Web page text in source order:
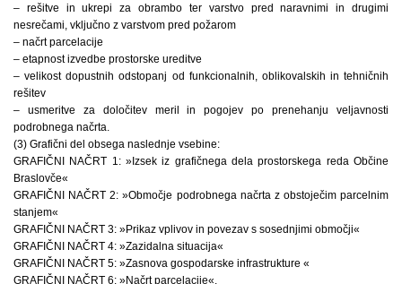
– rešitve in ukrepi za obrambo ter varstvo pred naravnimi in drugimi
nesrečami, vključno z varstvom pred požarom
– načrt parcelacije
– etapnost izvedbe prostorske ureditve
– velikost dopustnih odstopanj od funkcionalnih, oblikovalskih in tehničnih
rešitev
– usmeritve za določitev meril in pogojev po prenehanju veljavnosti
podrobnega načrta.
(3) Grafični del obsega naslednje vsebine:
GRAFIČNI NAČRT 1: »Izsek iz grafičnega dela prostorskega reda Občine
Braslovče«
GRAFIČNI NAČRT 2: »Območje podrobnega načrta z obstoječim parcelnim
stanjem«
GRAFIČNI NAČRT 3: »Prikaz vplivov in povezav s sosednjimi območji«
GRAFIČNI NAČRT 4: »Zazidalna situacija«
GRAFIČNI NAČRT 5: »Zasnova gospodarske infrastrukture «
GRAFIČNI NAČRT 6: »Načrt parcelacije«.